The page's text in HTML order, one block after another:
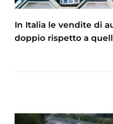
In Italia le vendite di
doppio rispetto a